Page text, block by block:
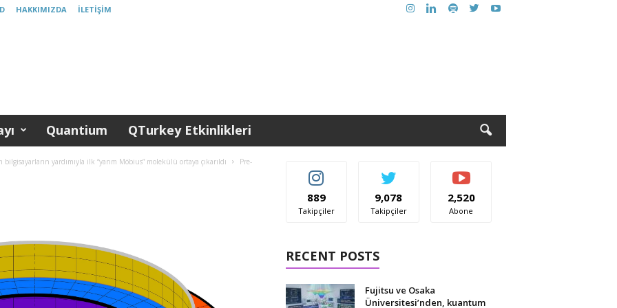
HAKKIMIZDA İLETIŞIM
Quantium QTurkey Etkinlikleri
yardımıyla ilk “yarım Möbius” molekülü ortaya çıkarıldı
Pre-
889
Takipçiler
9,078
Takipçiler
2,520
Abone
RECENT POSTS
Fujitsu ve Osaka
Üniversitesi’nden, kuantum